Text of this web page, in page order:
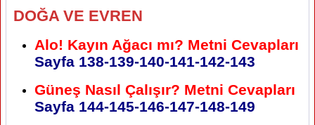
DOĞA VE EVREN
Alo! Kayın Ağacı mı? Metni Cevapları
Sayfa 138-139-140-141-142-143
Güneş Nasıl Çalışır? Metni Cevapları
Sayfa 144-145-146-147-148-149